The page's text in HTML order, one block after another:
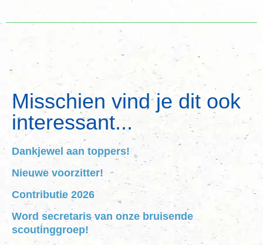
Misschien vind je dit ook
interessant...
Dankjewel aan toppers!
Nieuwe voorzitter!
Contributie 2026
Word secretaris van onze bruisende
scoutinggroep!